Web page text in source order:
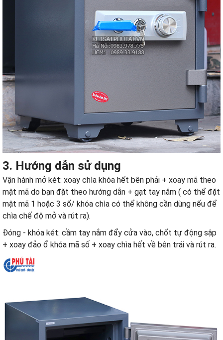
3. Hướng dẫn sử dụng
Vận hành mở két: xoay chìa khóa hết bên phải + xoay mã theo
mật mã do bạn đặt theo hướng dẫn + gạt tay nắm ( có thể đặt
mật mã 1 hoặc 3 số/ khóa chìa có thể không cần dùng nếu để
chìa chế độ mở và rút ra).
Đóng - khóa két: cầm tay nắm đẩy cửa vào, chốt tự động sập
+ xoay đảo ổ khóa mã số + xoay chìa hết về bên trái và rút ra.